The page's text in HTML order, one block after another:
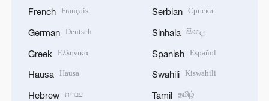
French Français
German Deutsch
Greek Ελληνικά
Hausa Hausa
Hebrew עברית
Serbian Српски
Sinhala සිංහල
Spanish Español
Swahili Kiswahili
Tamil தமிழ்